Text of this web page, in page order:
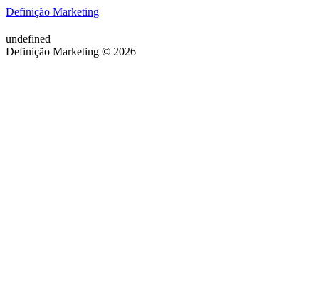
Definição Marketing
undefined
Definição Marketing © 2026